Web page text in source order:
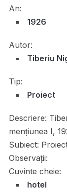
An:
1926
Autor:
Tiberiu
Tip:
Proiect
Descriere:
mențiunea I,
Subiect:
Observații:
Cuvinte cheie:
hotel